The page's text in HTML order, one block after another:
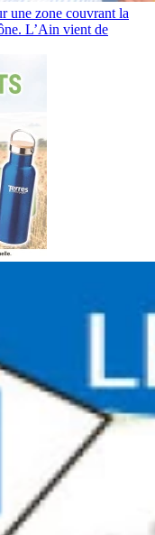
une zone couvrant la
L’Ain vient de